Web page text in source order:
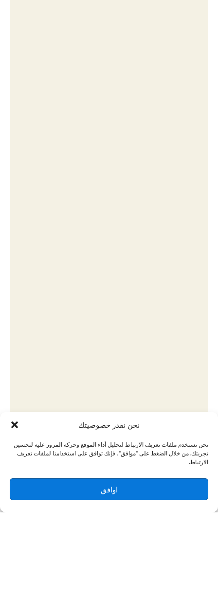
نحن نقدر خصوصيتك
نحن نستخدم ملفات تعريف الارتباط لتحليل أداء الموقع وحركة المرور عليه لتحسين
تجربتك. من خلال الضغط على "موافق"، فإنك توافق على استخدامنا لملفات تعريف
الارتباط.
اوافق